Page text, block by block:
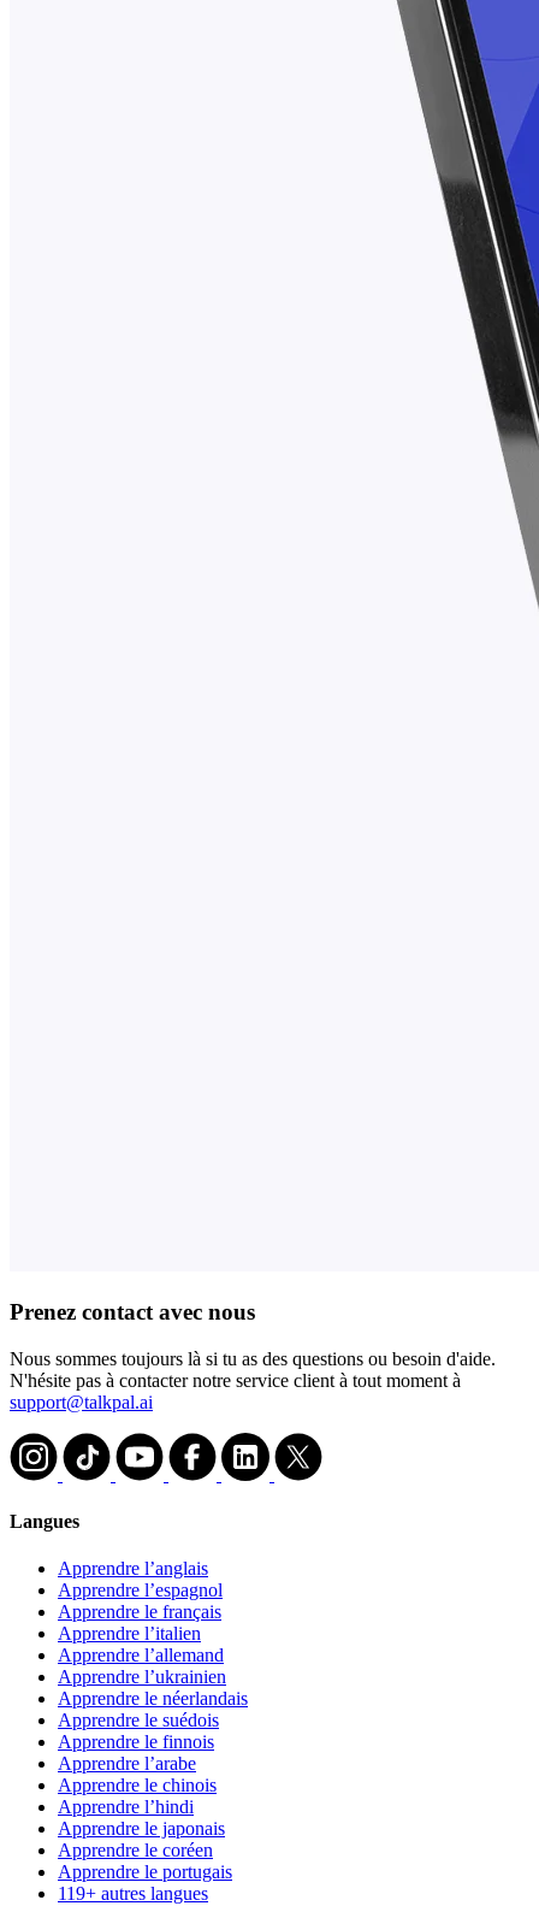
Prenez contact avec nous
Nous sommes toujours là si tu as des questions ou besoin d'aide.
N'hésite pas à contacter notre service client à tout moment à
support@talkpal.ai
Langues
Apprendre l’anglais
Apprendre l’espagnol
Apprendre le français
Apprendre l’italien
Apprendre l’allemand
Apprendre l’ukrainien
Apprendre le néerlandais
Apprendre le suédois
Apprendre le finnois
Apprendre l’arabe
Apprendre le chinois
Apprendre l’hindi
Apprendre le japonais
Apprendre le coréen
Apprendre le portugais
119+ autres langues